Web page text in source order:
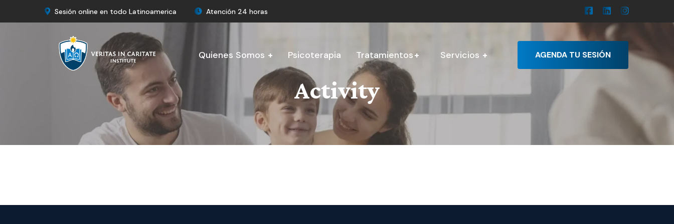
Sesión online en todo Latinoamerica Atención 24 horas
Quienes Somos Psicoterapia Tratamientos Servicios AGENDA TU SESIÓN
Activity